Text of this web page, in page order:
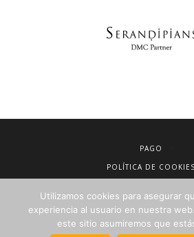
PAGO
POLÍTICA DE COOKIES
CONDICIONES DE
POLÍTICA DE
Utilizamos cookies para asegurar
experiencia al usuario en nuestra
este sitio asumiremos que